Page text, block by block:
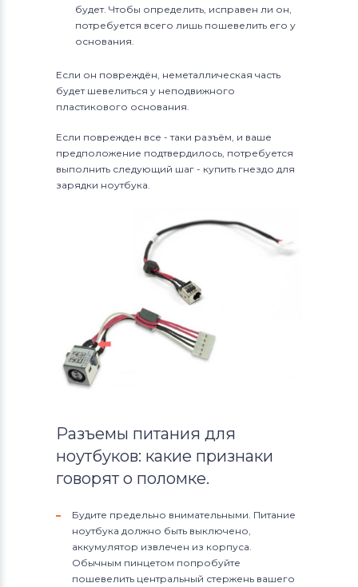
будет. Чтобы определить, исправен ли он,
потребуется всего лишь пошевелить его у
основания.
Если он повреждён, неметаллическая часть
будет шевелиться у неподвижного
пластикового основания.
Если поврежден все - таки разъём, и ваше
предположение подтвердилось, потребуется
выполнить следующий шаг - купить гнездо для
зарядки ноутбука.
Разъемы питания для
ноутбуков: какие признаки
говорят о поломке.
Будите предельно внимательными. Питание
ноутбука должно быть выключено,
аккумулятор извлечен из корпуса.
Обычным пинцетом попробуйте
пошевелить центральный стержень вашего